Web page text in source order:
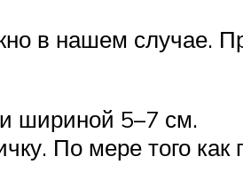
в нашем случае.
шириной 5–7 см.
По мере того как